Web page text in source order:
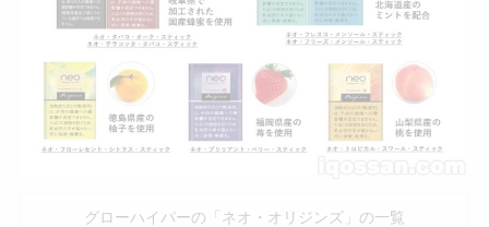
グローハイパーの「ネオ・オリジンズ」の一覧